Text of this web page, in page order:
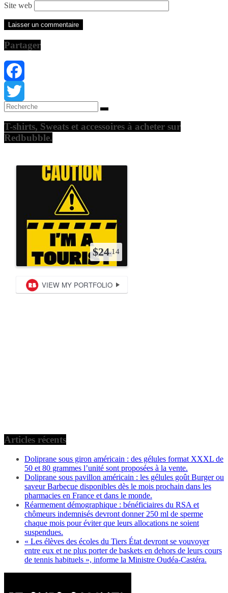
Site web
Partager
Facebook
Twitter
T-shirts, Sweats et accessoires à acheter sur
Redbubble.
Articles récents
Doliprane sous giron américain : des gélules format XXXL de
50 et 80 grammes l’unité sont proposées à la vente.
Doliprane sous pavillon américain : les gélules goût Burger ou
saveur Barbecue disponibles dès le mois prochain dans les
pharmacies en France et dans le monde.
Réarmement démographique : bénéficiaires du RSA et
chômeurs indemnisés devront donner 250 ml de sperme
chaque mois pour éviter que leurs allocations ne soient
suspendues.
« Les élèves des écoles du Tiers État devront se vouvoyer
entre eux et ne plus porter de baskets en dehors de leurs cours
de tennis habituels », informe la Ministre Oudéa-Castéra.